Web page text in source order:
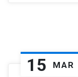
15 MAR